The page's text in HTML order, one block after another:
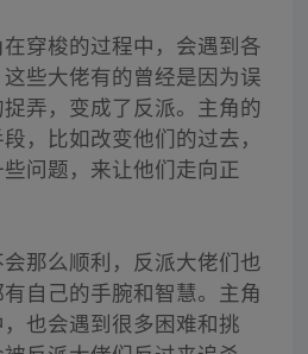
穿梭的过程中，会遇到各
些大佬有的曾经是因为误
弄，变成了反派。主角的
，比如改变他们的过去，
问题，来让他们走向正
那么顺利，反派大佬们也
自己的手腕和智慧。主角
也会遇到很多困难和挑